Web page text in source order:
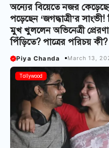
অন্যের বিয়েতে নজর
পড়েছেন ‘জগদ্ধাত্রী’র
মুখ খুললেন অভিনেত্রী
পিঁড়িতে? পাত্রের পরিচয় কী?
Piya Chanda March 13,
Tollywood